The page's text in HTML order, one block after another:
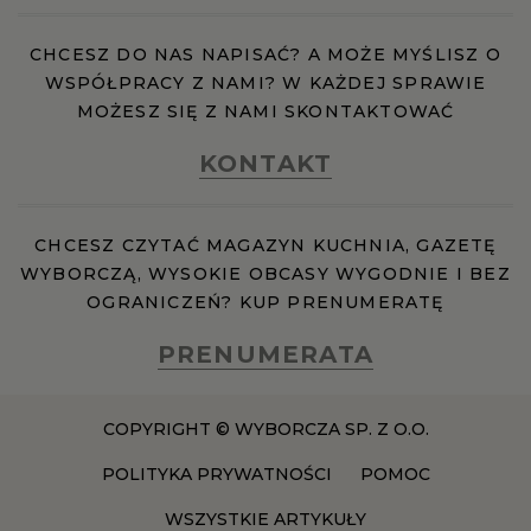
RZESZÓW
TORUŃ
TRÓJMIASTO
WAŁBRZYCH
CHCESZ DO NAS NAPISAĆ? A MOŻE MYŚLISZ O
WSPÓŁPRACY Z NAMI? W KAŻDEJ SPRAWIE
MOŻESZ SIĘ Z NAMI SKONTAKTOWAĆ
KONTAKT
CHCESZ CZYTAĆ MAGAZYN KUCHNIA, GAZETĘ
WYBORCZĄ, WYSOKIE OBCASY WYGODNIE I BEZ
OGRANICZEŃ? KUP PRENUMERATĘ
PRENUMERATA
COPYRIGHT © WYBORCZA SP. Z O.O.
POLITYKA PRYWATNOŚCI POMOC
WSZYSTKIE ARTYKUŁY